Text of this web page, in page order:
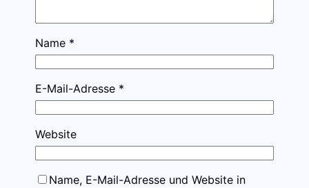
Name *
E-Mail-Adresse *
Website
Name, E-Mail-Adresse und Website in